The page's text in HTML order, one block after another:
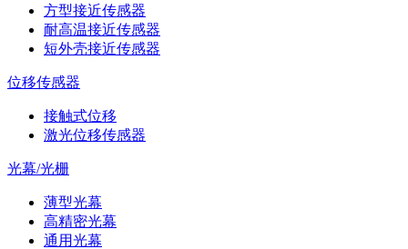
方型接近传感器
耐高温接近传感器
短外壳接近传感器
位移传感器
接触式位移
激光位移传感器
光幕/光栅
薄型光幕
高精密光幕
通用光幕